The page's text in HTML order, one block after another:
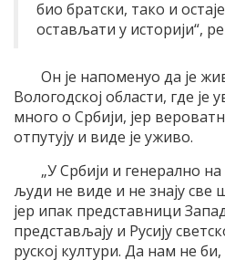
био братски, тако и
остављати у историји“,
Он је напоменуо да је
Вологодској области, где је
много о Србији, јер
отпутују и виде је уживо.
„У Србији и генерално
људи не виде и не знају све
јер ипак представници
представљају и Русију
руској култури. Да нам не